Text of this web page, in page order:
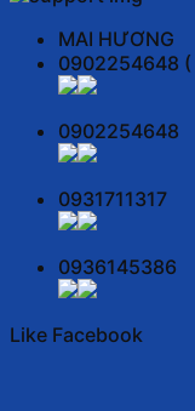
MAI HƯƠNG
0902254648 (
0902254648
0931711317
0936145386
Like Facebook